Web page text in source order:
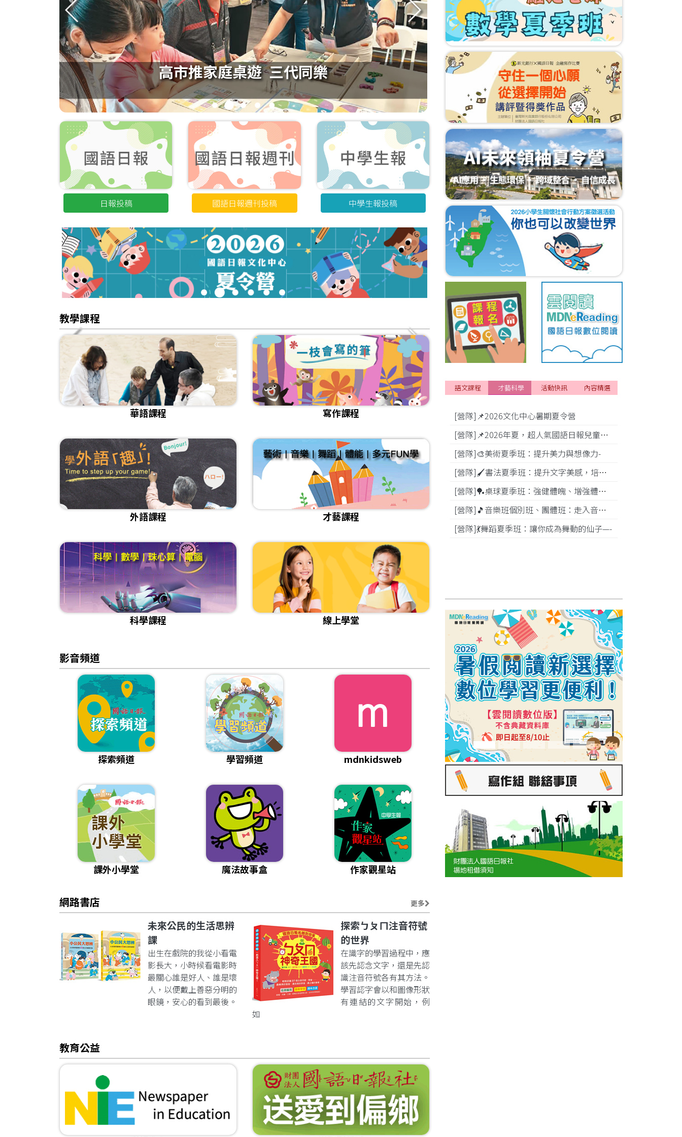
高市推家庭桌遊 三代同樂 MLB季中交易 道奇隊搶下強
1 3 4 5
日報投稿 國語日報週刊投稿 中學生報投稿
1 3 4 5 6
教學課程
華語課程 寫作課程
外語課程 才藝課程
科學課程 線上學堂
影音頻道
探索頻道 學習頻道 mdnkidsweb
課外小學堂 魔法故事盒 作家觀星站
網路書店 更多
未來公民的生活思辨
課
出生在戲院的我從小看電
影長大，小時候看電影時
最關心誰是好人、誰是壞
人，以便戴上善惡分明的
眼鏡，安心的看到最後。
探索ㄅㄆㄇ注音符號
的世界
在識字的學習過程中，應
該先認念文字，還是先認
識注音符號各有其方法。
學習認字會以和圖像形狀
有連結的文字開始，例
如
教育公益
[課程]115年寫作秋季班招生
[課程]📌2026年夏季華語研習營 課程介紹
[課程]115年兒童正音班 招生
[課程]📌成人正音班 線上&實體課程
[營隊]📌2026文化中心暑期夏令營
[營隊]📌2026年夏，超人氣國語日報兒童商學院搶先報！
[營隊]🎨美術夏季班：提升美力與想像力-
[營隊]🖌️書法夏季班：提升文字美感，培養專注力—
[營隊]️🏓桌球夏季班：強健體魄、增強體能---
[營隊]🎵️音樂班個別班、團體班：走入音樂世界-
[營隊]💃舞蹈夏季班：讓你成為舞動的仙子—-
[比賽]🎤國語日報小主播報新聞比賽得獎名單及作品
[活動]2025『我是剪報高手』得獎作品賞析
[比賽]🖊️2025 新光銀行．金融寫作比賽講評暨得獎作品
[影音]《存下一個夢想 從零開始的理財旅程》
[活動]2025關愛親長 圖文徵選作品欣賞
語文課程 才藝科學 活動快訊 內容精選